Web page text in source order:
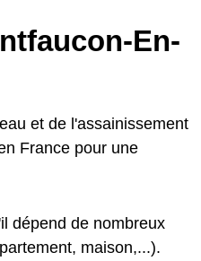
En-
et de l'assainissement
France pour une
dépend de nombreux
maison,...).